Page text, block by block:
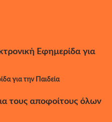
Εφημερίδα για
για την Παιδεία
τους αποφοίτους όλων